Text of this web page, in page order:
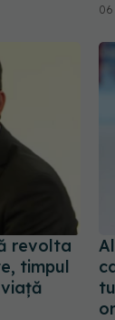
06
revolta
timpul